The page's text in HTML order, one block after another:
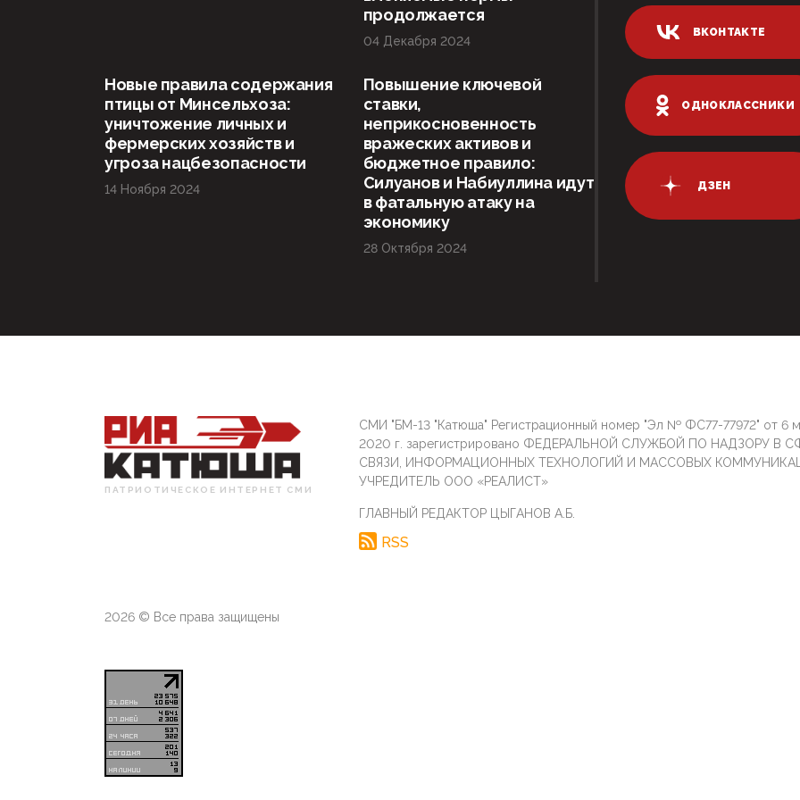
продолжается
04 Декабря 2024
Новые правила содержания
птицы от Минсельхоза:
уничтожение личных и
фермерских хозяйств и
угроза нацбезопасности
14 Ноября 2024
Повышение ключевой
ставки,
неприкосновенность
вражеских активов и
бюджетное правило:
Силуанов и Набиуллина идут
в фатальную атаку на
экономику
28 Октября 2024
ВКОНТАКТЕ
ОДНОКЛАССНИКИ
ДЗЕН
ПАТРИОТИЧЕСКОЕ ИНТЕРНЕТ СМИ
СМИ "БМ-13 "Катюша" Регистрационный номер "Эл № ФС77-77972" от 6
2020 г. зарегистрировано ФЕДЕРАЛЬНОЙ СЛУЖБОЙ ПО НАДЗОРУ В
СВЯЗИ, ИНФОРМАЦИОННЫХ ТЕХНОЛОГИЙ И МАССОВЫХ
УЧРЕДИТЕЛЬ ООО «РЕАЛИСТ»
ГЛАВНЫЙ РЕДАКТОР ЦЫГАНОВ А.Б.
RSS
2026 © Все права защищены